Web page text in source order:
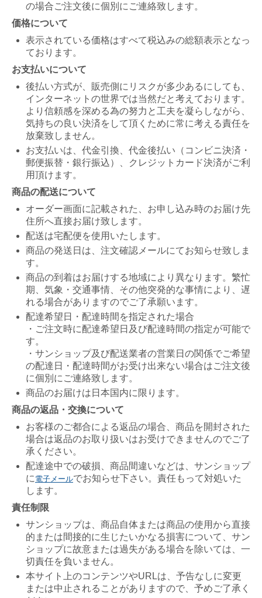
の場合ご注文後に個別にご連絡致します。
価格について
表示されている価格はすべて税込みの総額表示となっ
ております。
お支払いについて
後払い方式が、販売側にリスクが多少あるにしても、
インターネットの世界では当然だと考えております。
より信頼感を深める為の努力と工夫を凝らしながら、
気持ちの良い決済をして頂くために常に考える責任を
放棄致しません。
お支払いは、代金引換、代金後払い（コンビニ決済・
郵便振替・銀行振込）、クレジットカード決済がご利
用頂けます。
商品の配送について
オーダー画面に記載された、お申し込み時のお届け先
住所へ直接お届け致します。
配送は宅配便を使用いたします。
商品の発送日は、注文確認メールにてお知らせ致しま
す。
商品の到着はお届けする地域により異なります。繁忙
期、気象・交通事情、その他突発的な事情により、遅
れる場合がありますのでご了承願います。
配達希望日・配達時間を指定された場合
・ご注文時に配達希望日及び配達時間の指定が可能で
す。
・サンショップ及び配送業者の営業日の関係でご希望
の配達日・配達時間がお受け出来ない場合はご注文後
に個別にご連絡致します。
商品のお届けは日本国内に限ります。
商品の返品・交換について
お客様のご都合による返品の場合、商品を開封された
場合は返品のお取り扱いはお受けできませんのでご了
承ください。
配達途中での破損、商品間違いなどは、サンショップ
に 電子メールでお知らせ下さい。責任もって対処いた
します。
責任制限
サンショップは、商品自体または商品の使用から直接
的または間接的に生じたいかなる損害について、サン
ショップに故意または過失がある場合を除いては、一
切責任を負いません。
本サイト上のコンテンツやURLは、予告なしに変更
または中止されることがありますので、予めご了承く